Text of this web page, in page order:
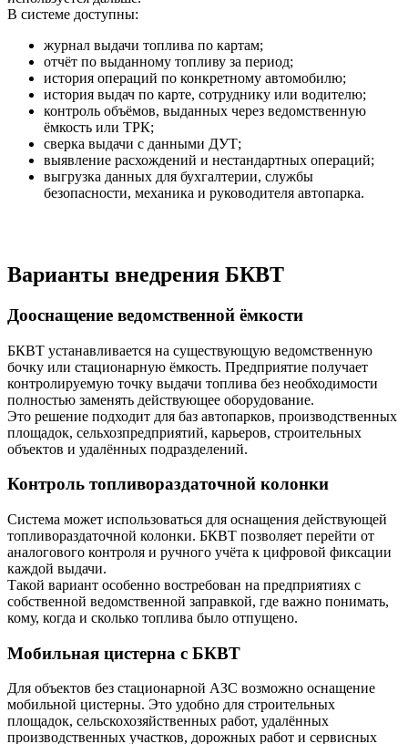
В системе доступны:
журнал выдачи топлива по картам;
отчёт по выданному топливу за период;
история операций по конкретному автомобилю;
история выдач по карте, сотруднику или водителю;
контроль объёмов, выданных через ведомственную
ёмкость или ТРК;
сверка выдачи с данными ДУТ;
выявление расхождений и нестандартных операций;
выгрузка данных для бухгалтерии, службы
безопасности, механика и руководителя автопарка.
Варианты внедрения БКВТ
Дооснащение ведомственной ёмкости
БКВТ устанавливается на существующую ведомственную
бочку или стационарную ёмкость. Предприятие получает
контролируемую точку выдачи топлива без необходимости
полностью заменять действующее оборудование.
Это решение подходит для баз автопарков, производственных
площадок, сельхозпредприятий, карьеров, строительных
объектов и удалённых подразделений.
Контроль топливораздаточной колонки
Система может использоваться для оснащения действующей
топливораздаточной колонки. БКВТ позволяет перейти от
аналогового контроля и ручного учёта к цифровой фиксации
каждой выдачи.
Такой вариант особенно востребован на предприятиях с
собственной ведомственной заправкой, где важно понимать,
кому, когда и сколько топлива было отпущено.
Мобильная цистерна с БКВТ
Для объектов без стационарной АЗС возможно оснащение
мобильной цистерны. Это удобно для строительных
площадок, сельскохозяйственных работ, удалённых
производственных участков, дорожных работ и сервисных